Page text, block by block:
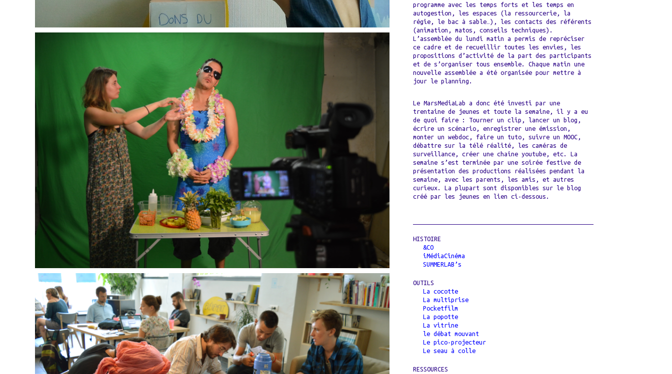
programme avec les temps forts et les temps en
autogestion, les espaces (la ressourcerie, la
régie, le bac à sable…), les contacts des référents
(animation, matos, conseils techniques).
L’assemblée du lundi matin a permis de repréciser
ce cadre et de recueillir toutes les envies, les
propositions d’activité de la part des participants
et de s’organiser tous ensemble. Chaque matin une
nouvelle assemblée a été organisée pour mettre à
jour le planning.
Le MarsMediaLab a donc été investi par une
trentaine de jeunes et toute la semaine, il y a eu
de quoi faire : Tourner un clip, lancer un blog,
écrire un scénario, enregistrer une émission,
monter un webdoc, faire un tuto, suivre un MOOC,
débattre sur la télé réalité, les caméras de
surveillance, créer une chaîne youtube, etc. La
semaine s’est terminée par une soirée festive de
présentation des productions réalisées pendant la
semaine, avec les parents, les amis, et autres
curieux. La plupart sont disponibles sur le blog
créé par les jeunes en lien ci-dessous.
HISTOIRE
&CO
iMédiaCinéma
SUMMERLAB’s
OUTILS
La cocotte
La multiprise
Pocketfilm
La popotte
La vitrine
le débat mouvant
Le pico-projecteur
Le seau à colle
RESSOURCES